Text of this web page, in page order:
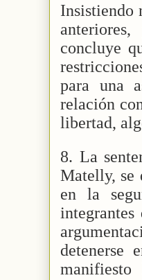
Insistiendo
concluye
para una
relación
libertad,
8. La
Matelly, se
en la
detenerse